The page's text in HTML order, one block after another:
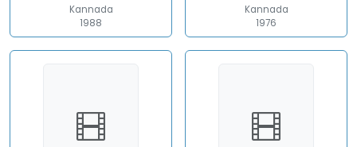
Kannada
1988
Kannada
1976